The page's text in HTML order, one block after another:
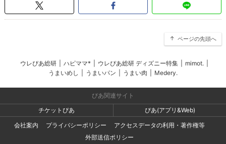
ページの先頭へ
ウレぴあ総研 ハピママ* ウレぴあ総研 ディズニー特集 mimot.
うまいめし
うまいパン うまい肉 Medery.
ぴあ関連サイト
チケットぴあ
ぴあ(アプリ&Web)
会社案内
プライバシーポリシー
アクセスデータの利用・著作権等
外部送信ポリシー